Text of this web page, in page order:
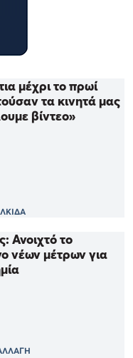
μέχρι το πρωί
τα κινητά μας
βίντεο»
Ανοιχτό το
νέων μέτρων για